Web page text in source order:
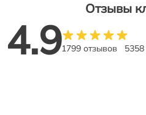
Отзывы
4.91799 отзывов